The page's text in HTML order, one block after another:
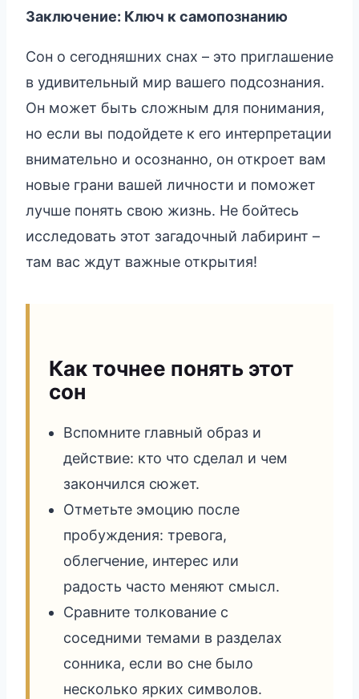
Заключение: Ключ к самопознанию
Сон о сегодняшних снах – это приглашение
в удивительный мир вашего подсознания.
Он может быть сложным для понимания,
но если вы подойдете к его интерпретации
внимательно и осознанно, он откроет вам
новые грани вашей личности и поможет
лучше понять свою жизнь. Не бойтесь
исследовать этот загадочный лабиринт –
там вас ждут важные открытия!
Как точнее понять этот
сон
Вспомните главный образ и
действие: кто что сделал и чем
закончился сюжет.
Отметьте эмоцию после
пробуждения: тревога,
облегчение, интерес или
радость часто меняют смысл.
Сравните толкование с
соседними темами в разделах
сонника, если во сне было
несколько ярких символов.